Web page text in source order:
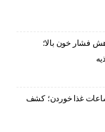
فشار خون بالا؛
غذا خوردن؛ کشف